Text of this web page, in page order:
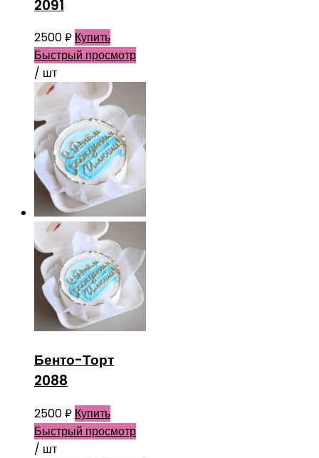
2091
2500₽ Купить
Быстрый просмотр
/ шт
Бенто-Торт
2088
2500₽ Купить
Быстрый просмотр
/ шт